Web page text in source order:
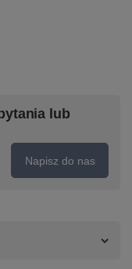
lub
Napisz do nas